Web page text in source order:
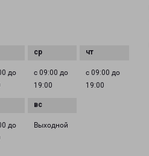
до
с 09:00 до
19:00
с 09:00 до
19:00
до
Выходной